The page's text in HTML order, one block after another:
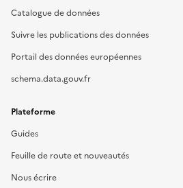
Catalogue de données
Suivre les publications des données
Portail des données européennes
schema.data.gouv.fr
Plateforme
Guides
Feuille de route et nouveautés
Nous écrire